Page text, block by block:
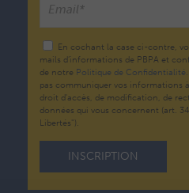
En cochant la case ci-contre,
mails d’informations de PBPA et
de notre Politique de Confidentialité.
pas communiquer vos informations
droit d'accès, de modification, de
données qui vous concernent (art.
Libertés").